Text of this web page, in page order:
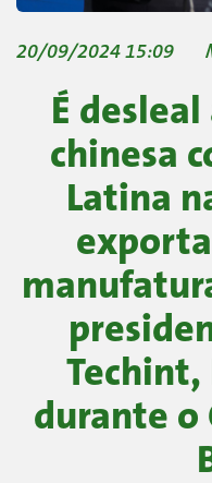
20/09/2024 15:09
É
chinesa
Latina
Techint,
durante o